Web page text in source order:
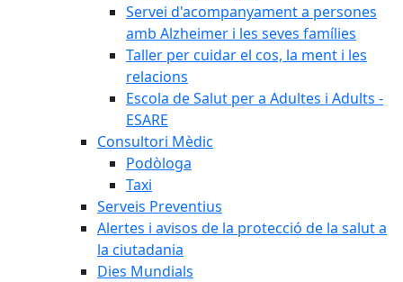
Servei d'acompanyament a persones
amb Alzheimer i les seves famílies
Taller per cuidar el cos, la ment i les
relacions
Escola de Salut per a Adultes i Adults -
ESARE
Consultori Mèdic
Podòloga
Taxi
Serveis Preventius
Alertes i avisos de la protecció de la salut a
la ciutadania
Dies Mundials